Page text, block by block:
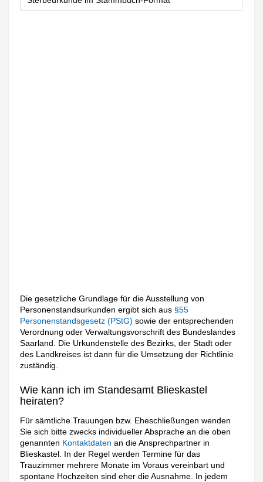
Die gesetzliche Grundlage für die Ausstellung von
Personenstandsurkunden ergibt sich aus §55
Personenstandsgesetz (PStG)sowie der entsprechenden
Verordnung oder Verwaltungsvorschrift des Bundeslandes
Saarland. Die Urkundenstelle des Bezirks, der Stadt oder
des Landkreises ist dann für die Umsetzung der Richtlinie
zuständig.
Wie kann ich im Standesamt Blieskastel
heiraten?
Für sämtliche Trauungen bzw. Eheschließungen wenden
Sie sich bitte zwecks individueller Absprache an die oben
genannten Kontaktdaten an die Ansprechpartner in
Blieskastel. In der Regel werden Termine für das
Trauzimmer mehrere Monate im Voraus vereinbart und
spontane Hochzeiten sind eher die Ausnahme. In jedem